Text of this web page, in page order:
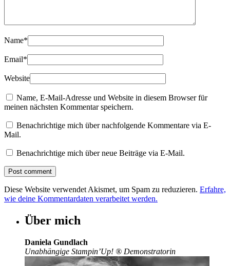
Name*
Email*
Website
Name, E-Mail-Adresse und Website in diesem Browser für
meinen nächsten Kommentar speichern.
Benachrichtige mich über nachfolgende Kommentare via E-
Mail.
Benachrichtige mich über neue Beiträge via E-Mail.
Diese Website verwendet Akismet, um Spam zu reduzieren. Erfahre,
wie deine Kommentardaten verarbeitet werden.
Über mich
Daniela Gundlach
Unabhängige Stampin’Up! ® Demonstratorin